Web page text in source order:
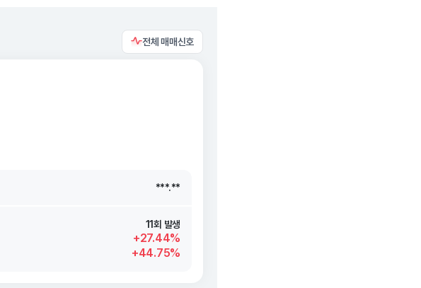
전체 매매신호
***.**
11회 발생
+27.44%
+44.75%